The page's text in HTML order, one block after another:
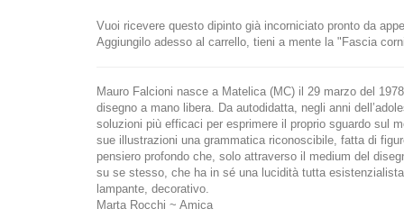
Vuoi ricevere questo dipinto già incorniciato pronto da
Aggiungilo adesso al carrello, tieni a mente la "Fascia
Mauro Falcioni nasce a Matelica (MC) il 29 marzo del
disegno a mano libera. Da autodidatta, negli anni
soluzioni più efficaci per esprimere il proprio sguardo sul
sue illustrazioni una grammatica riconoscibile, fatta di
pensiero profondo che, solo attraverso il medium del
su se stesso, che ha in sé una lucidità tutta
lampante, decorativo.
Marta Rocchi ~ Amica